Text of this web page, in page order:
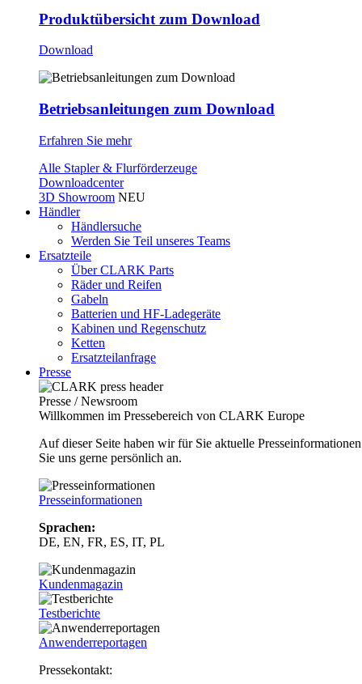
Produktübersicht zum Download
Download
Betriebsanleitungen zum Download
Erfahren Sie mehr
Alle Stapler & Flurförderzeuge
Downloadcenter
3D Showroom NEU
Händler
Händlersuche
Werden Sie Teil unseres Teams
Ersatzteile
Über CLARK Parts
Räder und Reifen
Gabeln
Batterien und HF-Ladegeräte
Kabinen und Regenschutz
Ketten
Ersatzteilanfrage
Presse
Presse / Newsroom
Willkommen im Pressebereich von CLARK Europe
Auf dieser Seite haben wir für Sie aktuelle
Sie uns gerne persönlich an.
Presseinformationen
Sprachen:
DE, EN, FR, ES, IT, PL
Kundenmagazin
Testberichte
Anwenderreportagen
Pressekontakt: